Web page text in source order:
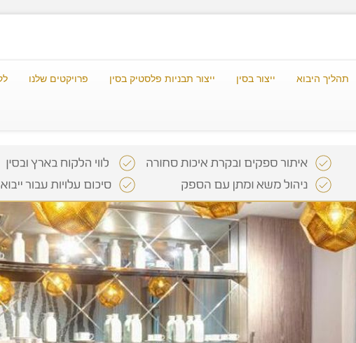
תהליך היבוא ייצור בסין ייצור תבניות פלסטיק בסין פרויקטים שלנו